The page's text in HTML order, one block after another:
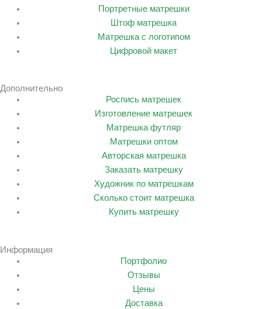
Портретные матрешки
Штоф матрешка
Матрешка с логотипом
Цифровой макет
Дополнительно
Роспись матрешек
Изготовление матрешек
Матрешка футляр
Матрешки оптом
Авторская матрешка
Заказать матрешку
Художник по матрешкам
Сколько стоит матрешка
Купить матрешку
Информация
Портфолио
Отзывы
Цены
Доставка